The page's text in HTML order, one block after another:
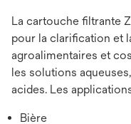
La cartouche filtrante
pour la clarification et
agroalimentaires et
les solutions
acides. Les
Bière